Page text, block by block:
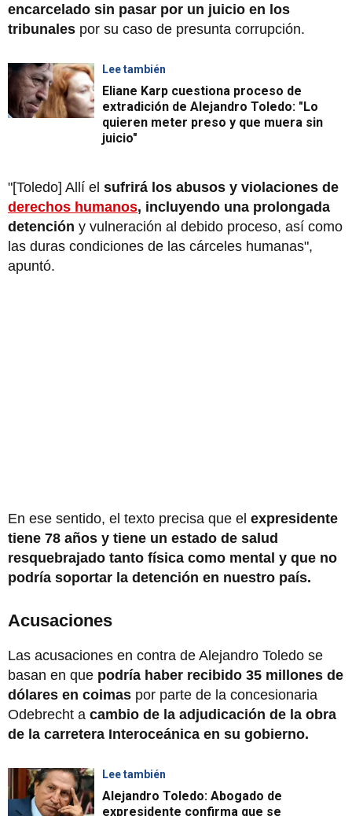
encarcelado sin pasar por un juicio en los
tribunales por su caso de presunta corrupción.
Lee también
Eliane Karp cuestiona proceso de
extradición de Alejandro Toledo: "Lo
quieren meter preso y que muera sin
juicio"
"[Toledo] Allí el sufrirá los abusos y violaciones de
derechos humanos, incluyendo una prolongada
detención y vulneración al debido proceso, así como
las duras condiciones de las cárceles humanas",
apuntó.
En ese sentido, el texto precisa que el expresidente
tiene 78 años y tiene un estado de salud
resquebrajado tanto física como mental y que no
podría soportar la detención en nuestro país.
Acusaciones
Las acusaciones en contra de Alejandro Toledo se
basan en que podría haber recibido 35 millones de
dólares en coimas por parte de la concesionaria
Odebrecht a cambio de la adjudicación de la obra
de la carretera Interoceánica en su gobierno.
Lee también
Alejandro Toledo: Abogado de
expresidente confirma que se